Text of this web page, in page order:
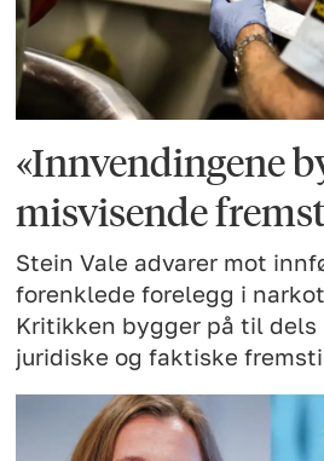
«Innvendingene
misvisende
Stein Vale advarer mot
forenklede forelegg i
Kritikken bygger på til dels
juridiske og faktiske